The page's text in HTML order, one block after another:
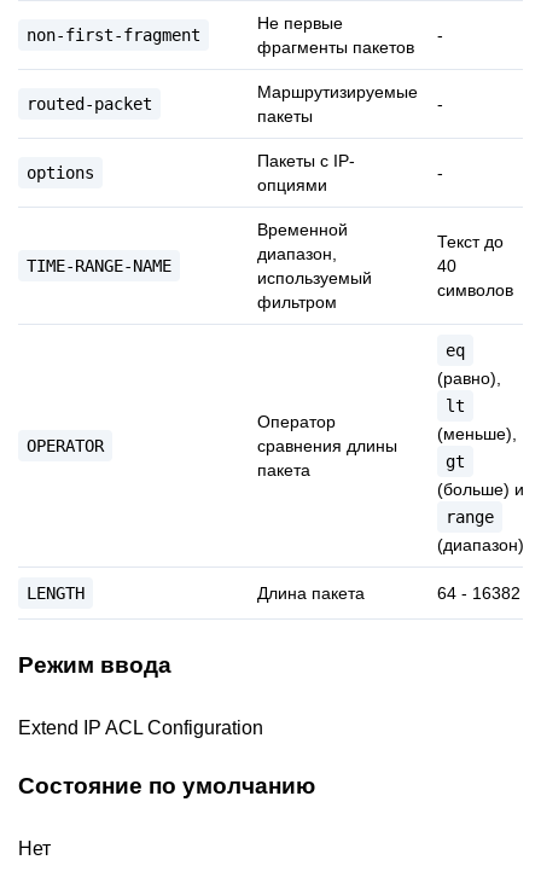
non-first-fragment
Не первые
фрагменты пакетов
-
routed-packet
Маршрутизируемые
пакеты
-
options
Пакеты с IP-
опциями
-
TIME-RANGE-NAME
Временной
диапазон,
используемый
фильтром
Текст до
40
символов
OPERATOR
Оператор
сравнения длины
пакета
eq
(равно),
lt
(меньше),
gt
(больше) и
range
(диапазон)
LENGTH Длина пакета 64 - 16382
Режим ввода
Extend IP ACL Configuration
Состояние по умолчанию
Нет